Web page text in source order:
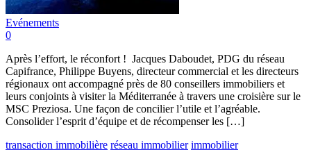
Evénements
0
Après l’effort, le réconfort ! Jacques Daboudet, PDG du réseau
Capifrance, Philippe Buyens, directeur commercial et les directeurs
régionaux ont accompagné près de 80 conseillers immobiliers et
leurs conjoints à visiter la Méditerranée à travers une croisière sur le
MSC Preziosa. Une façon de concilier l’utile et l’agréable.
Consolider l’esprit d’équipe et de récompenser les […]
transaction immobilière réseau immobilier immobilier